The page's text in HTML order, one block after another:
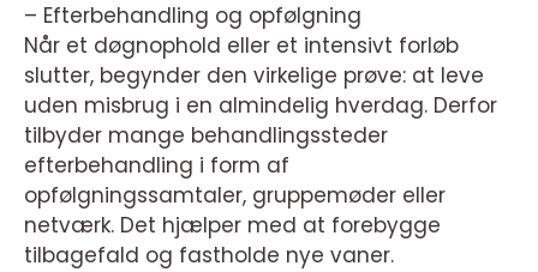
– Efterbehandling og opfølgning
Når et døgnophold eller et intensivt forløb
slutter, begynder den virkelige prøve: at leve
uden misbrug i en almindelig hverdag. Derfor
tilbyder mange behandlingssteder
efterbehandling i form af
opfølgningssamtaler, gruppemøder eller
netværk. Det hjælper med at forebygge
tilbagefald og fastholde nye vaner.